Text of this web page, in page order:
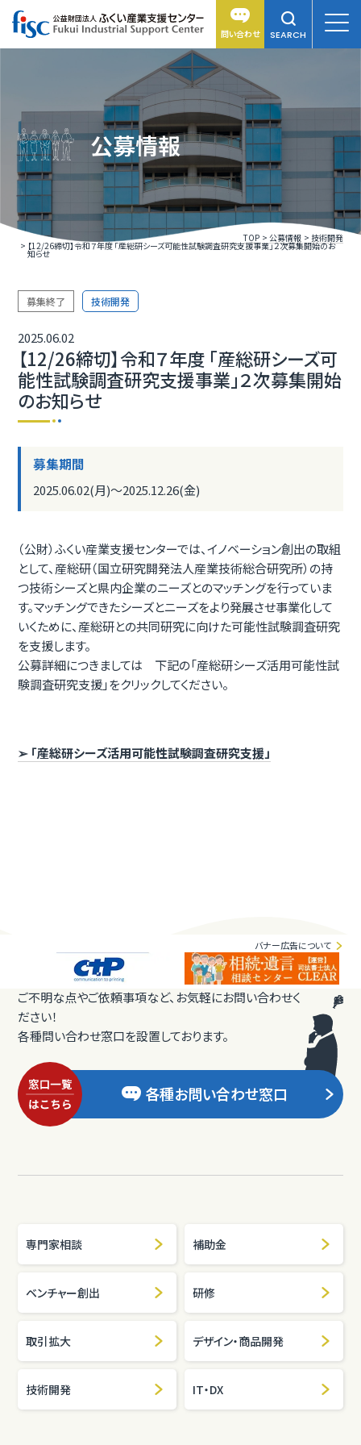
問い合わせ SEARCH
公募情報
TOP 公募情報 技術開発
【12/26締切】令和７年度 「産総研シーズ可能性試験調査研究支援事業」２次募集開始のお
知らせ
募集終了 技術開発
2025.06.02
【12/26締切】令和７年度 「産総研シーズ可
能性試験調査研究支援事業」２次募集開始
のお知らせ
募集期間
2025.06.02(月)〜2025.12.26(金)
（公財）ふくい産業支援センターでは、イノベーション創出の取組
として、産総研（国立研究開発法人産業技術総合研究所）の持
つ技術シーズと県内企業のニーズとのマッチングを行っていま
す。マッチングできたシーズとニーズをより発展させ事業化して
いくために、産総研との共同研究に向けた可能性試験調査研究
を支援します。
公募詳細につきましては 下記の「産総研シーズ活用可能性試
験調査研究支援」をクリックしてください。
➢ 「産総研シーズ活用可能性試験調査研究支援」
バナー広告について
ご不明な点やご依頼事項など、お気軽にお問い合わせく
ださい！
各種問い合わせ窓口を設置しております。
各種お問い合わせ窓口
専門家相談 補助金
ベンチャー創出 研修
取引拡大 デザイン・商品開発
技術開発 IT・DX